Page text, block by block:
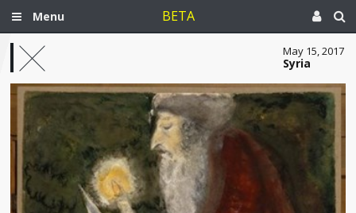
Menu BETA
May 15, 2017
Syria